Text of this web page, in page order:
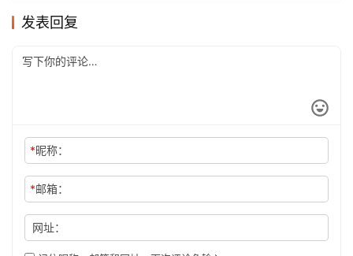
发表回复
*昵称：
*邮箱：
网址：